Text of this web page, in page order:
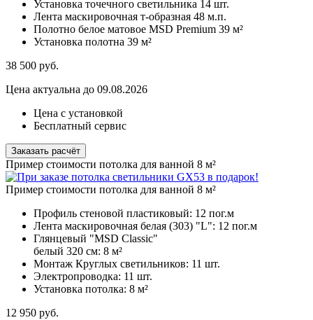
Установка точечного светильника 14 шт.
Лента маскировочная т-образная 48 м.п.
Полотно белое матовое MSD Premium 39 м²
Установка полотна 39 м²
38 500 руб.
Цена актуальна до 09.08.2026
Цена с установкой
Бесплатный сервис
Заказать расчёт
Пример стоимости потолка для ванной 8 м²
Пример стоимости потолка для ванной 8 м²
Профиль стеновой пластиковый: 12 пог.м
Лента маскировочная белая (303) "L": 12 пог.м
Глянцевый "MSD Classic"
белый 320 см: 8 м²
Монтаж Круглых светильников: 11 шт.
Электропроводка: 11 шт.
Установка потолка: 8 м²
12 950 руб.